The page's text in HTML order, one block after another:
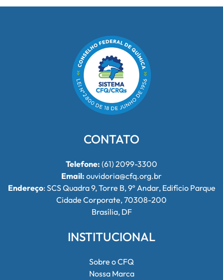
CONTATO
Telefone: (61) 2099-3300
Email: ouvidoria@cfq.org.br
Endereço: SCS Quadra 9, Torre B, 9º Andar, Edifício Parque
Cidade Corporate, 70308-200
Brasília, DF
INSTITUCIONAL
Sobre o CFQ
Nossa Marca